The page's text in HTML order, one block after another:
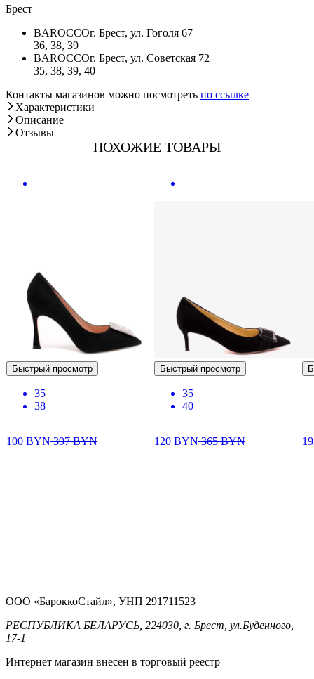
Брест
BAROCCOг. Брест, ул. Гоголя 67
36, 38, 39
BAROCCOг. Брест, ул. Советская 72
35, 38, 39, 40
Контакты магазинов можно посмотреть по ссылке
Характеристики
Описание
Отзывы
ПОХОЖИЕ ТОВАРЫ
Быстрый просмотр
35
38
100 BYN397BYN
Быстрый просмотр
35
40
120 BYN365BYN
ООО «БароккоСтайл», УНП 291711523
РЕСПУБЛИКА БЕЛАРУСЬ, 224030, г. Брест, ул.Буденного,
17-1
Интернет магазин внесен в торговый реестр